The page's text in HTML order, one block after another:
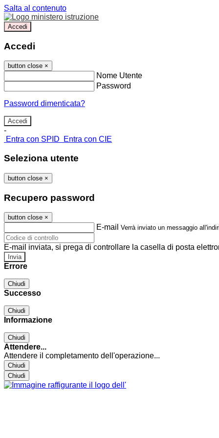
Salta al contenuto
Accedi
Accedi
button close ×
Nome Utente
Password
Password dimenticata?
-
Entra con SPID
Entra con CIE
Seleziona utente
button close ×
Recupero password
button close ×
E-mail Verrà inviato un messaggio
E-mail inviata, si prega di controllare la casella di posta
Errore
Chiudi
Successo
Chiudi
Informazione
Chiudi
Attendere...
Attendere il completamento dell'operazione...
Chiudi
Chiudi